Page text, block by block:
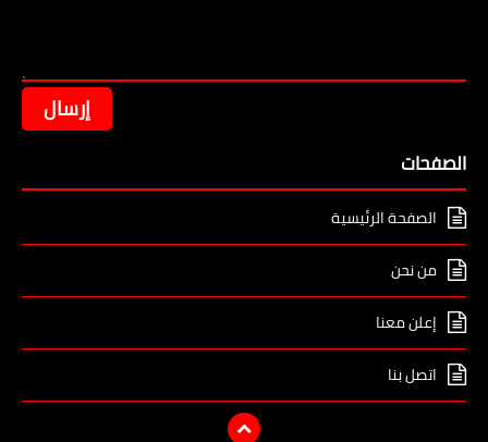
الصفحات
الصفحة الرئيسية
من نحن
إعلن معنا
اتصل بنا